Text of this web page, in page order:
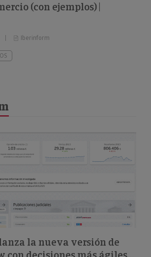
(con ejemplos) |
Iberinform
la nueva versión de